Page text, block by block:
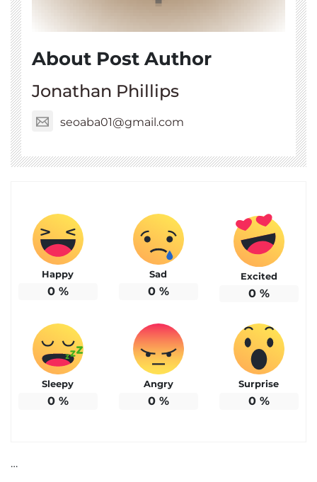
About Post Author
Jonathan Phillips
seoaba01@gmail.com
Happy
0%
Sad
0%
Excited
0%
Sleepy
0%
Angry
0%
Surprise
0%
…